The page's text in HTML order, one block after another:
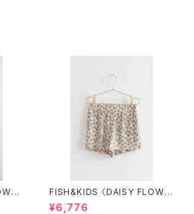
FISH&KIDS 〈DAISY FLOWE
R SHORT〉
¥6,776